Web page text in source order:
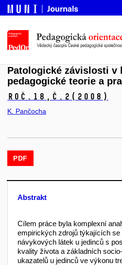
Patologické závislosti v
pedagogické teorie a
Roč.18, č.2 (2008)
K. Pančocha
PDF
Abstrakt
Cílem práce byla komplexní
empirických zdrojů týkajících
návykových látek u jedinců s
kvality života a základních
ukazatelů u jedinců ve výkonu